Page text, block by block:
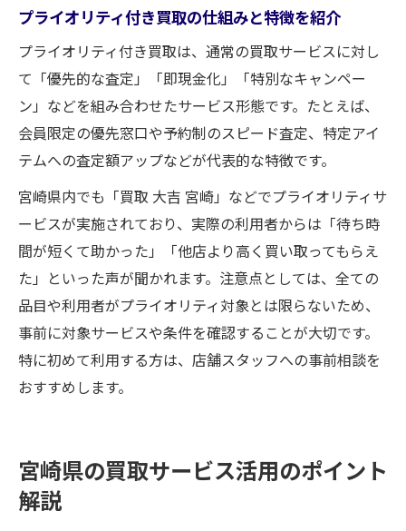
プライオリティ付き買取の仕組みと特徴を紹介
プライオリティ付き買取は、通常の買取サービスに対し
て「優先的な査定」「即現金化」「特別なキャンペー
ン」などを組み合わせたサービス形態です。たとえば、
会員限定の優先窓口や予約制のスピード査定、特定アイ
テムへの査定額アップなどが代表的な特徴です。
宮崎県内でも「買取 大吉 宮崎」などでプライオリティサ
ービスが実施されており、実際の利用者からは「待ち時
間が短くて助かった」「他店より高く買い取ってもらえ
た」といった声が聞かれます。注意点としては、全ての
品目や利用者がプライオリティ対象とは限らないため、
事前に対象サービスや条件を確認することが大切です。
特に初めて利用する方は、店舗スタッフへの事前相談を
おすすめします。
宮崎県の買取サービス活用のポイント
解説